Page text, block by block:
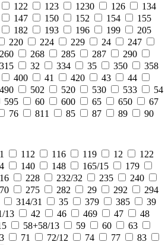
122 123 1230 126
134
147 150 152 154
155
182 193 196 199
205
220 224 229 24
247
260 268 285 287
290
315 32 334 35 350
358
400 41 420 43
44
490 502 520 530 533
54
595 60 600 65 650
67
76 811 85 87 89
90
112 116 119 12
122
140 148 165/15
179
228 232/32 235
240
275 282 29 292
294
314/31 35 379 385
39
13 42 46 469 47
48
58+58/13 59 60
63
71 72/12 74 77
83